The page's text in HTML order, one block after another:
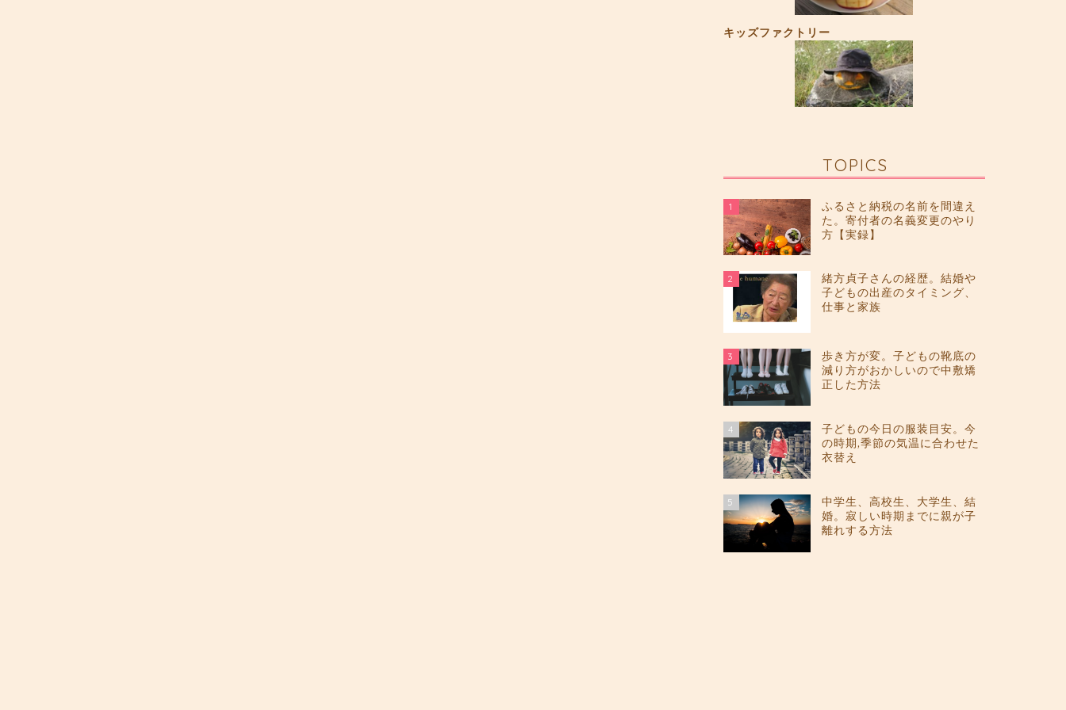
キッズファクトリー
TOPICS
1
ふるさと納税の名前を間違え
た。寄付者の名義変更のやり
方【実録】
2
緒方貞子さんの経歴。結婚や
子どもの出産のタイミング、
仕事と家族
3
歩き方が変。子どもの靴底の
減り方がおかしいので中敷矯
正した方法
4
子どもの今日の服装目安。今
の時期,季節の気温に合わせた
衣替え
5
中学生、高校生、大学生、結
婚。寂しい時期までに親が子
離れする方法